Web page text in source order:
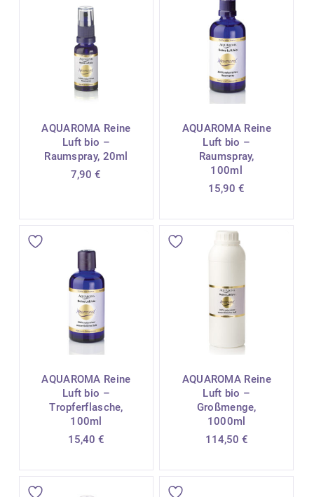
AQUAROMA Reine
Luft bio –
Raumspray, 20ml
7,90€
AQUAROMA Reine
Luft bio –
Raumspray,
100ml
15,90€
AQUAROMA Reine
Luft bio –
Tropferflasche,
100ml
15,40 €
AQUAROMA Reine
Luft bio –
Großmenge,
1000ml
114,50 €